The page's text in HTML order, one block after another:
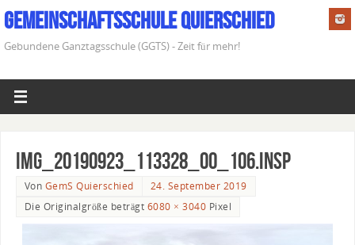
Gemeinschaftsschule Quierschied
Gebundene Ganztagsschule (GGTS) - Zeit für mehr!
IMG_20190923_113328_00_106.insp
Von GemS Quierschied
24. September 2019
Die Originalgröße beträgt 6080 × 3040 Pixel